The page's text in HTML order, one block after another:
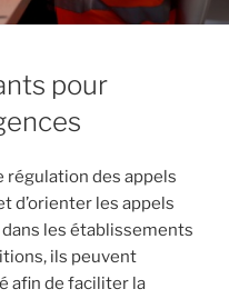
pour
régulation des appels
d’orienter les appels
les établissements
ils peuvent
afin de faciliter la